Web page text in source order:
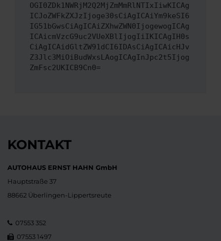
OGI0ZDk1NWRjM2Q2MjZmMmRlNTIxIiwKICAg
ICJoZWFkZXJzIjoge30sCiAgICAiYm9keSI6
IG51bGwsCiAgICAiZXhwZWN0IjogewogICAg
ICAicmVzcG9uc2VUeXBlIjogIiIKICAgIH0s
CiAgICAidGltZW91dCI6IDAsCiAgICAicHJv
Z3Jlc3MiOiBudWxsLAogICAgInJpc2t5Ijog
ZmFsc2UKICB9Cn0=
KONTAKT
AUTOHAUS ERNST HAHN GmbH
Hauptstraße 37
88662 Überlingen-Lippertsreute
07553 352
07553 1497